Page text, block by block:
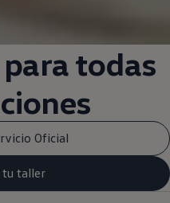
todas
Oficial
tu taller